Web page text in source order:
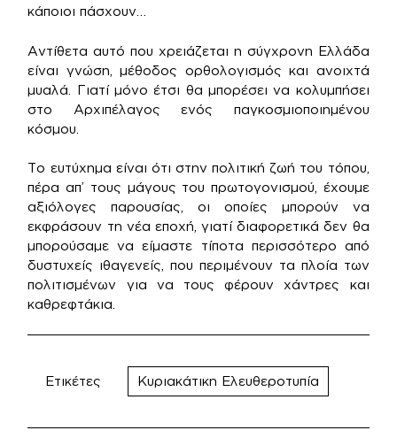
κάποιοι πάσχουν…
Αντίθετα αυτό που χρειάζεται η σύγχρονη Ελλάδα
είναι γνώση, μέθοδος ορθολογισμός και ανοιχτά
μυαλά. Γιατί μόνο έτσι θα μπορέσει να κολυμπήσει
στο Αρχιπέλαγος ενός παγκοσμιοποιημένου
κόσμου.
Το ευτύχημα είναι ότι στην πολιτική ζωή του τόπου,
πέρα απ’ τους μάγους του πρωτογονισμού, έχουμε
αξιόλογες παρουσίας, οι οποίες μπορούν να
εκφράσουν τη νέα εποχή, γιατί διαφορετικά δεν θα
μπορούσαμε να είμαστε τίποτα περισσότερο από
δυστυχείς ιθαγενείς, που περιμένουν τα πλοία των
πολιτισμένων για να τους φέρουν χάντρες και
καθρεφτάκια.
Ετικέτες Κυριακάτικη Ελευθεροτυπία